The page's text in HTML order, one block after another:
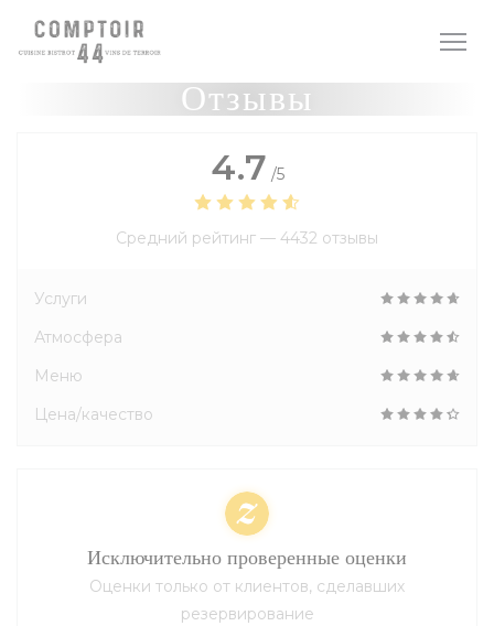
Панель управления cookies
Отзывы
4.7 /5
Средний рейтинг — 4432 отзывы
Услуги
Атмосфера
Меню
Цена/качество
Исключительно проверенные оценки
Оценки только от клиентов, сделавших
резервирование